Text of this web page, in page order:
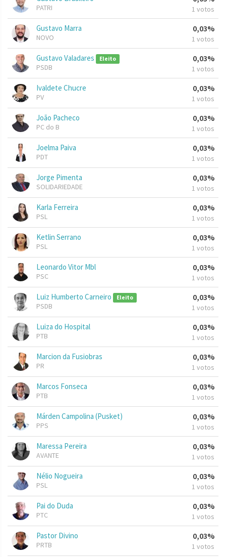
PATRI 1 votos
Gustavo Marra
NOVO
0,03%
1 votos
Gustavo Valadares Eleito
PSDB
0,03%
1 votos
Ivaldete Chucre
PV
0,03%
1 votos
João Pacheco
PC do B
0,03%
1 votos
Joelma Paiva
PDT
0,03%
1 votos
Jorge Pimenta
SOLIDARIEDADE
0,03%
1 votos
Karla Ferreira
PSL
0,03%
1 votos
Ketlin Serrano
PSL
0,03%
1 votos
Leonardo Vitor Mbl
PSC
0,03%
1 votos
Luiz Humberto Carneiro Eleito
PSDB
0,03%
1 votos
Luiza do Hospital
PTB
0,03%
1 votos
Marcion da Fusiobras
PR
0,03%
1 votos
Marcos Fonseca
PTB
0,03%
1 votos
Márden Campolina (Pusket)
PPS
0,03%
1 votos
Maressa Pereira
AVANTE
0,03%
1 votos
Nélio Nogueira
PSL
0,03%
1 votos
Pai do Duda
PTC
0,03%
1 votos
Pastor Divino
PRTB
0,03%
1 votos